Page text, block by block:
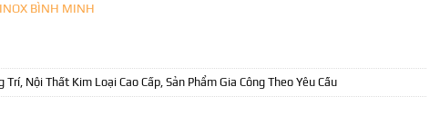
BÌNH MINH
Trí, Nội Thất Kim Loại Cao Cấp, Sản Phẩm Gia Công Theo Yêu Cầu